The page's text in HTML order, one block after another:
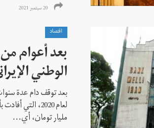
20 سبتمبر 2021
اقتصاد
بعد أعوام
الوطني
بعد توقف دام عدة
مليار تومان، أي...